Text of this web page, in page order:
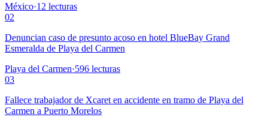
México·12 lecturas
02
Denuncian caso de presunto acoso en hotel BlueBay Grand
Esmeralda de Playa del Carmen
Playa del Carmen·596 lecturas
03
Fallece trabajador de Xcaret en accidente en tramo de Playa del
Carmen a Puerto Morelos